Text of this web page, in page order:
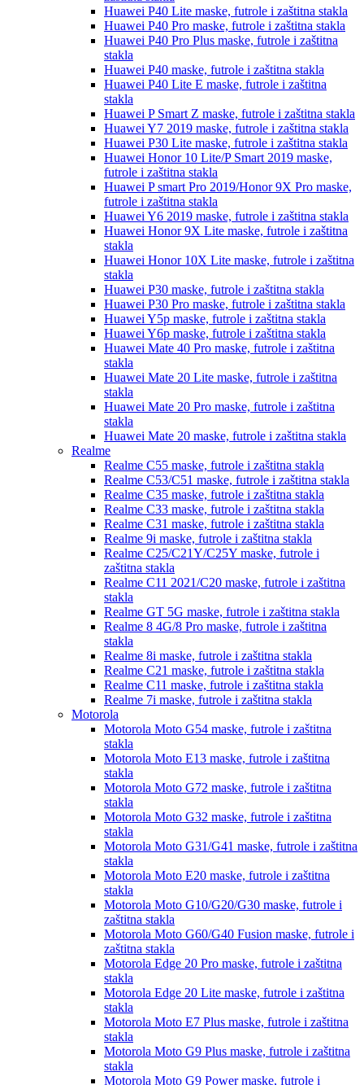
Huawei P40 Lite maske, futrole i zaštitna stakla
Huawei P40 Pro maske, futrole i zaštitna stakla
Huawei P40 Pro Plus maske, futrole i zaštitna
stakla
Huawei P40 maske, futrole i zaštitna stakla
Huawei P40 Lite E maske, futrole i zaštitna
stakla
Huawei P Smart Z maske, futrole i zaštitna stakla
Huawei Y7 2019 maske, futrole i zaštitna stakla
Huawei P30 Lite maske, futrole i zaštitna stakla
Huawei Honor 10 Lite/P Smart 2019 maske,
futrole i zaštitna stakla
Huawei P smart Pro 2019/Honor 9X Pro maske,
futrole i zaštitna stakla
Huawei Y6 2019 maske, futrole i zaštitna stakla
Huawei Honor 9X Lite maske, futrole i zaštitna
stakla
Huawei Honor 10X Lite maske, futrole i zaštitna
stakla
Huawei P30 maske, futrole i zaštitna stakla
Huawei P30 Pro maske, futrole i zaštitna stakla
Huawei Y5p maske, futrole i zaštitna stakla
Huawei Y6p maske, futrole i zaštitna stakla
Huawei Mate 40 Pro maske, futrole i zaštitna
stakla
Huawei Mate 20 Lite maske, futrole i zaštitna
stakla
Huawei Mate 20 Pro maske, futrole i zaštitna
stakla
Huawei Mate 20 maske, futrole i zaštitna stakla
Realme
Realme C55 maske, futrole i zaštitna stakla
Realme C53/C51 maske, futrole i zaštitna stakla
Realme C35 maske, futrole i zaštitna stakla
Realme C33 maske, futrole i zaštitna stakla
Realme C31 maske, futrole i zaštitna stakla
Realme 9i maske, futrole i zaštitna stakla
Realme C25/C21Y/C25Y maske, futrole i
zaštitna stakla
Realme C11 2021/C20 maske, futrole i zaštitna
stakla
Realme GT 5G maske, futrole i zaštitna stakla
Realme 8 4G/8 Pro maske, futrole i zaštitna
stakla
Realme 8i maske, futrole i zaštitna stakla
Realme C21 maske, futrole i zaštitna stakla
Realme C11 maske, futrole i zaštitna stakla
Realme 7i maske, futrole i zaštitna stakla
Motorola
Motorola Moto G54 maske, futrole i zaštitna
stakla
Motorola Moto E13 maske, futrole i zaštitna
stakla
Motorola Moto G72 maske, futrole i zaštitna
stakla
Motorola Moto G32 maske, futrole i zaštitna
stakla
Motorola Moto G31/G41 maske, futrole i zaštitna
stakla
Motorola Moto E20 maske, futrole i zaštitna
stakla
Motorola Moto G10/G20/G30 maske, futrole i
zaštitna stakla
Motorola Moto G60/G40 Fusion maske, futrole i
zaštitna stakla
Motorola Edge 20 Pro maske, futrole i zaštitna
stakla
Motorola Edge 20 Lite maske, futrole i zaštitna
stakla
Motorola Moto E7 Plus maske, futrole i zaštitna
stakla
Motorola Moto G9 Plus maske, futrole i zaštitna
stakla
Motorola Moto G9 Powermaske, futrole i